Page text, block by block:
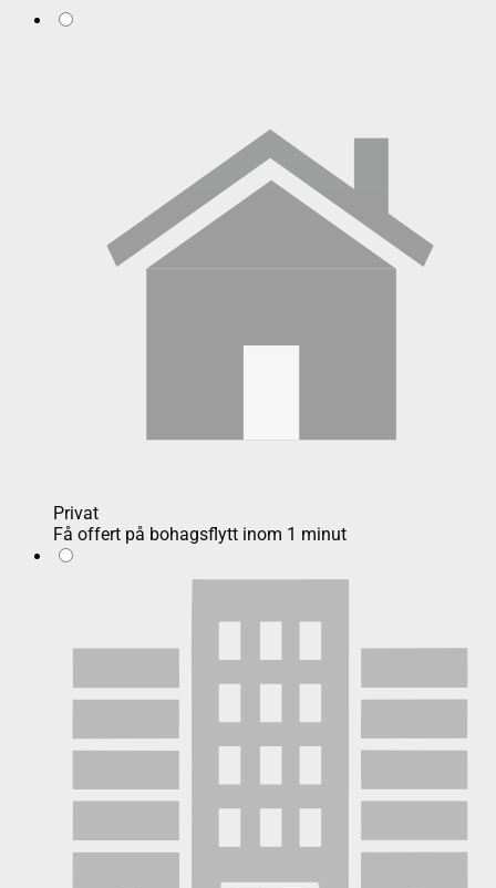
Privat
Få offert på bohagsflytt inom 1 minut